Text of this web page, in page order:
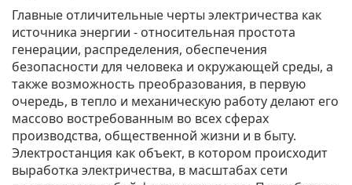
Главные отличительные черты электричества как
источника энергии - относительная простота
генерации, распределения, обеспечения
безопасности для человека и окружающей среды, а
также возможность преобразования, в первую
очередь, в тепло и механическую работу делают его
массово востребованным во всех сферах
производства, общественной жизни и в быту.
Электростанция как объект, в котором происходит
выработка электричества, в масштабах сети